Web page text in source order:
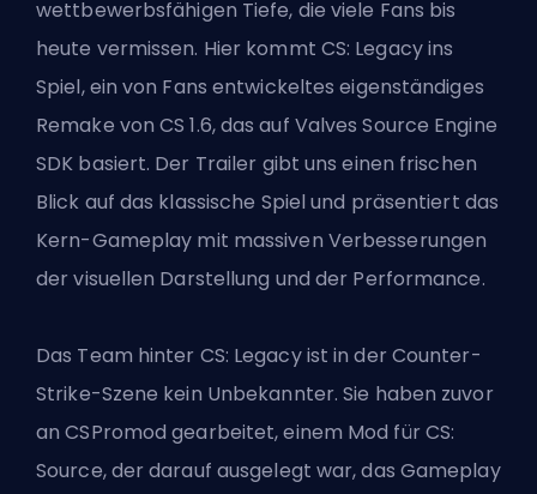
wettbewerbsfähigen Tiefe, die viele Fans bis
heute vermissen. Hier kommt CS: Legacy ins
Spiel, ein von Fans entwickeltes eigenständiges
Remake von CS 1.6, das auf ValvesSource Engine
SDK basiert. Der Trailer gibt uns einen frischen
Blick auf das klassische Spiel und präsentiert das
Kern-Gameplay mit massiven Verbesserungen
der visuellen Darstellung und der Performance.
Das Team hinter CS: Legacy ist in der Counter-
Strike-Szene kein Unbekannter. Sie haben zuvor
an CSPromod gearbeitet, einem Mod für CS:
Source, der darauf ausgelegt war, das Gameplay